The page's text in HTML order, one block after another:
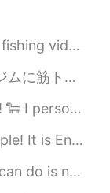
and eat
off to get some fish...
を食べて、とても元気になっ...
that being said -- ...
me a message if you...
and not obsess! Jus...